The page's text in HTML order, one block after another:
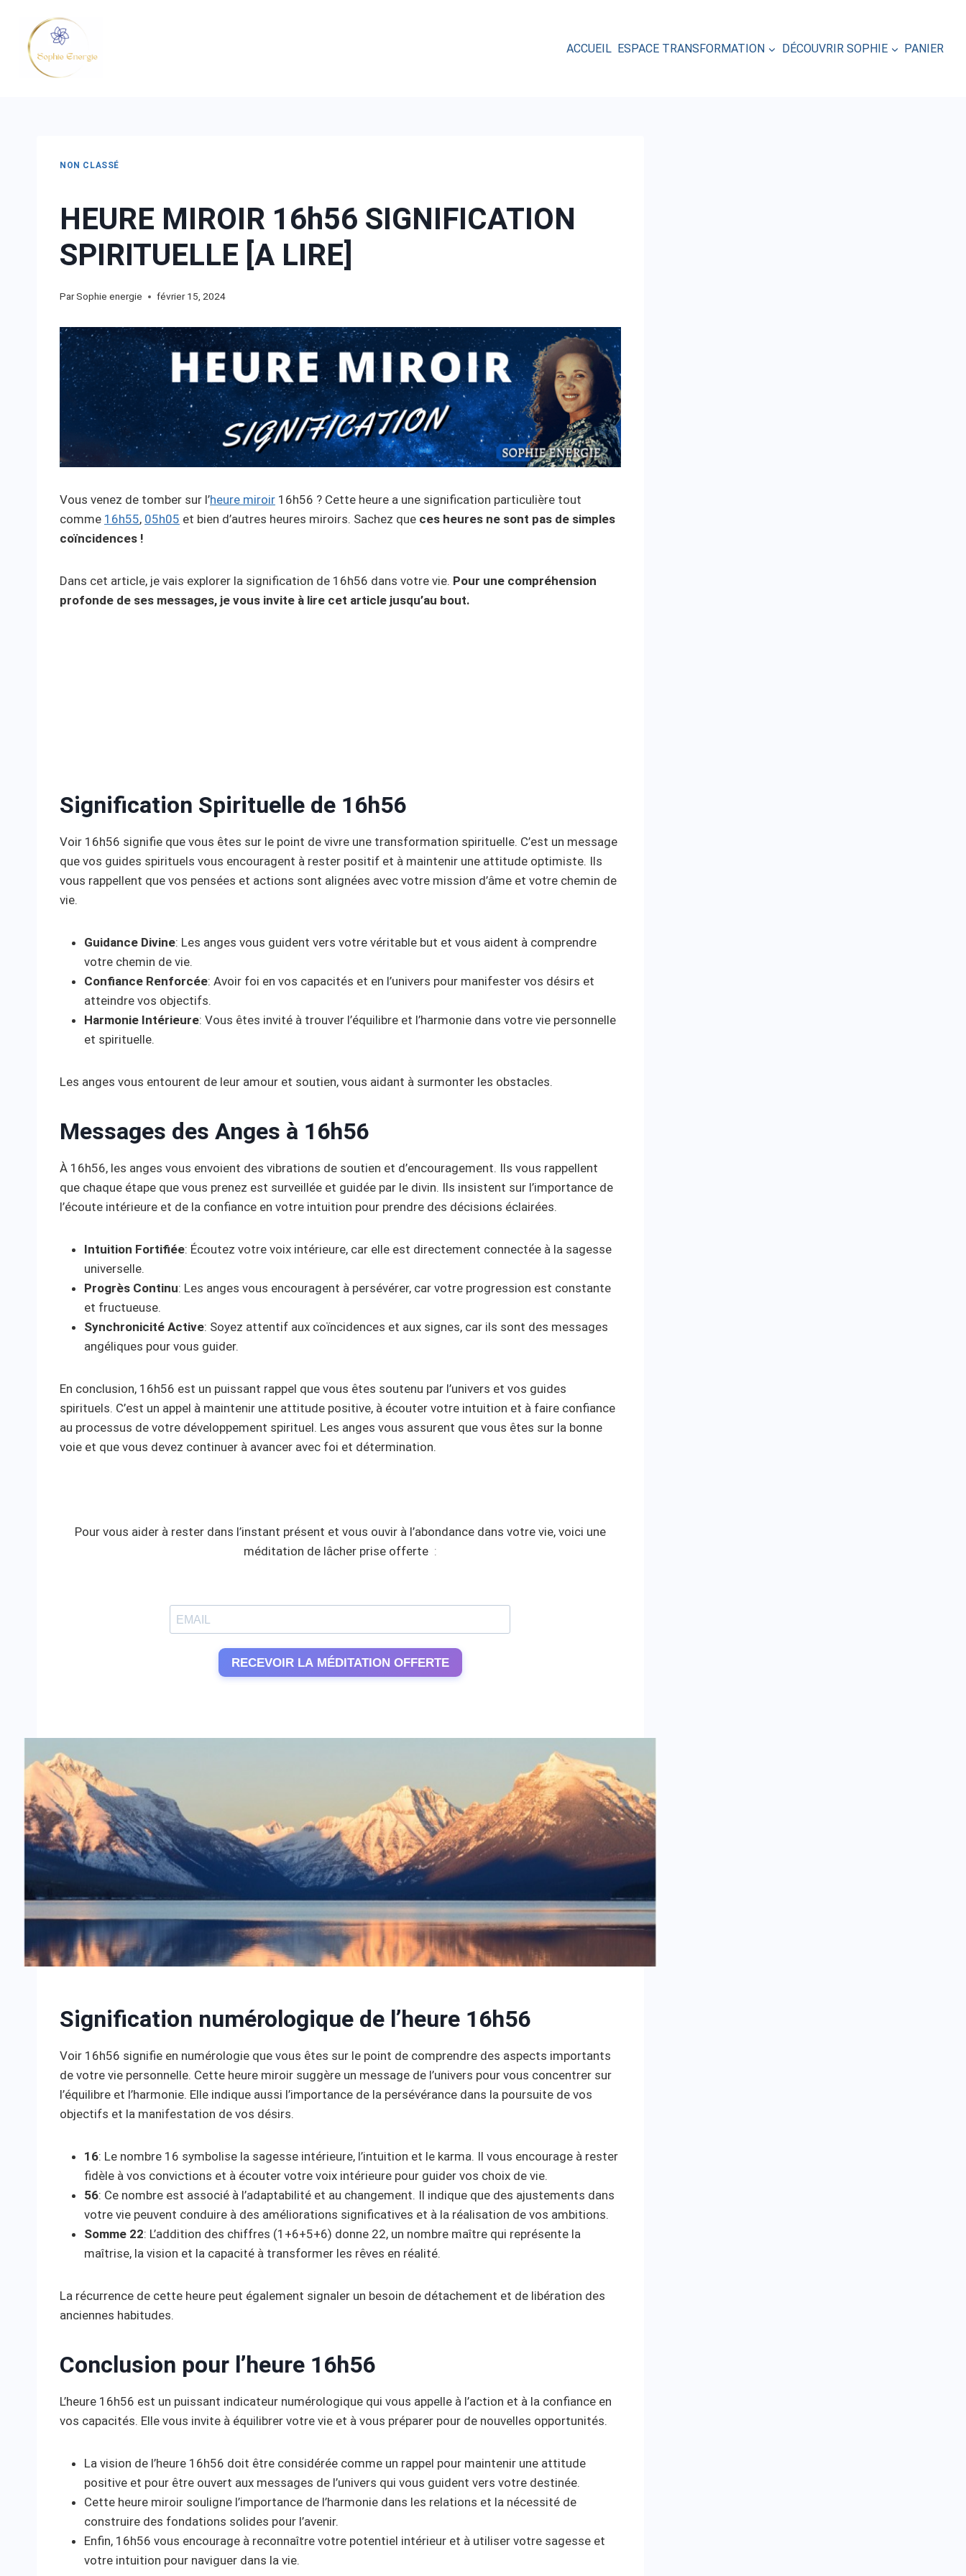
ACCUEIL ESPACE TRANSFORMATION DÉCOUVRIR SOPHIE PANIER
NON CLASSÉ
HEURE MIROIR 16h56 SIGNIFICATION
SPIRITUELLE [A LIRE]
ParSophie energie février 15, 2024
Vous venez de tomber sur l’heure miroir 16h56 ? Cette heure a une signification particulière tout
comme 16h55, 05h05 et bien d’autres heures miroirs. Sachez que ces heures ne sont pas de simples
coïncidences !
Dans cet article, je vais explorer la signification de 16h56 dans votre vie. Pour une compréhension
profonde de ses messages, je vous invite à lire cet article jusqu’au bout.
Signification Spirituelle de 16h56
Voir 16h56 signifie que vous êtes sur le point de vivre une transformation spirituelle. C’est un message
que vos guides spirituels vous encouragent à rester positif et à maintenir une attitude optimiste. Ils
vous rappellent que vos pensées et actions sont alignées avec votre mission d’âme et votre chemin de
vie.
Guidance Divine: Les anges vous guident vers votre véritable but et vous aident à comprendre
votre chemin de vie.
Confiance Renforcée: Avoir foi en vos capacités et en l’univers pour manifester vos désirs et
atteindre vos objectifs.
Harmonie Intérieure: Vous êtes invité à trouver l’équilibre et l’harmonie dans votre vie personnelle
et spirituelle.
Les anges vous entourent de leur amour et soutien, vous aidant à surmonter les obstacles.
Messages des Anges à 16h56
À 16h56, les anges vous envoient des vibrations de soutien et d’encouragement. Ils vous rappellent
que chaque étape que vous prenez est surveillée et guidée par le divin. Ils insistent sur l’importance de
l’écoute intérieure et de la confiance en votre intuition pour prendre des décisions éclairées.
Intuition Fortifiée: Écoutez votre voix intérieure, car elle est directement connectée à la sagesse
universelle.
Progrès Continu: Les anges vous encouragent à persévérer, car votre progression est constante
et fructueuse.
Synchronicité Active: Soyez attentif aux coïncidences et aux signes, car ils sont des messages
angéliques pour vous guider.
En conclusion, 16h56 est un puissant rappel que vous êtes soutenu par l’univers et vos guides
spirituels. C’est un appel à maintenir une attitude positive, à écouter votre intuition et à faire confiance
au processus de votre développement spirituel. Les anges vous assurent que vous êtes sur la bonne
voie et que vous devez continuer à avancer avec foi et détermination.
Pour vous aider à rester dans l’instant présent et vous ouvir à l’abondance dans votre vie, voici une
méditation de lâcher prise offerte :
RECEVOIR LA MÉDITATION OFFERTE
Signification numérologique de l’heure 16h56
Voir 16h56 signifie en numérologie que vous êtes sur le point de comprendre des aspects importants
de votre vie personnelle. Cette heure miroir suggère un message de l’univers pour vous concentrer sur
l’équilibre et l’harmonie. Elle indique aussi l’importance de la persévérance dans la poursuite de vos
objectifs et la manifestation de vos désirs.
16: Le nombre 16 symbolise la sagesse intérieure, l’intuition et le karma. Il vous encourage à rester
fidèle à vos convictions et à écouter votre voix intérieure pour guider vos choix de vie.
56: Ce nombre est associé à l’adaptabilité et au changement. Il indique que des ajustements dans
votre vie peuvent conduire à des améliorations significatives et à la réalisation de vos ambitions.
Somme 22: L’addition des chiffres (1+6+5+6) donne 22, un nombre maître qui représente la
maîtrise, la vision et la capacité à transformer les rêves en réalité.
La récurrence de cette heure peut également signaler un besoin de détachement et de libération des
anciennes habitudes.
Conclusion pour l’heure 16h56
L’heure 16h56 est un puissant indicateur numérologique qui vous appelle à l’action et à la confiance en
vos capacités. Elle vous invite à équilibrer votre vie et à vous préparer pour de nouvelles opportunités.
La vision de l’heure 16h56 doit être considérée comme un rappel pour maintenir une attitude
positive et pour être ouvert aux messages de l’univers qui vous guident vers votre destinée.
Cette heure miroir souligne l’importance de l’harmonie dans les relations et la nécessité de
construire des fondations solides pour l’avenir.
Enfin, 16h56 vous encourage à reconnaître votre potentiel intérieur et à utiliser votre sagesse et
votre intuition pour naviguer dans la vie.